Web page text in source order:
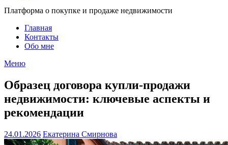
Платформа о покупке и продаже недвижимости
Главная
Контакты
Обо мне
Меню
Образец договора купли-продажи
недвижимости: ключевые аспекты и
рекомендации
24.01.2026 Екатерина Смирнова